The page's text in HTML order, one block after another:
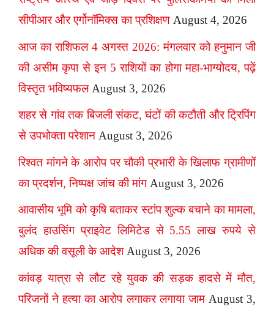
सीपीआर और एर्गोनॉमिक्स का प्रशिक्षण August 4, 2026
आज का राशिफल 4 अगस्त 2026: मंगलवार को हनुमान जी
की असीम कृपा से इन 5 राशियों का होगा महा-भाग्योदय, पढ़ें
विस्तृत भविष्यफल August 3, 2026
शहर से गांव तक बिजली संकट, घंटों की कटौती और ट्रिपिंग
से उपभोक्ता परेशान August 3, 2026
रिश्वत मांगने के आरोप पर चौकी प्रभारी के खिलाफ ग्रामीणों
का प्रदर्शन, निष्पक्ष जांच की मांग August 3, 2026
आवासीय भूमि को कृषि बताकर स्टांप शुल्क बचाने का मामला,
बुलंद हाउसिंग प्राइवेट लिमिटेड से 5.55 लाख रुपये से
अधिक की वसूली के आदेश August 3, 2026
कांवड़ यात्रा से लौट रहे युवक की सड़क हादसे में मौत,
परिजनों ने हत्या का आरोप लगाकर लगाया जाम August 3,